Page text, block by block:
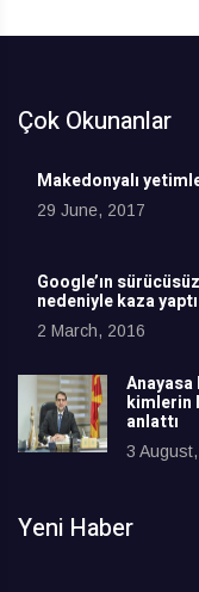
Çok Okunanlar
Makedonyalı
29 June, 2017
Google’ın
nedeniyle kaza yaptı
2 March, 2016
kimlerin
anlattı
3
Yeni Haber